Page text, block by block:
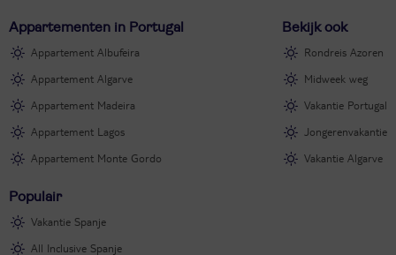
Appartementen in Portugal
Appartement Albufeira
Appartement Algarve
Appartement Madeira
Appartement Lagos
Appartement Monte Gordo
Bekijk ook
Rondreis Azoren
Midweek weg
Vakantie Portugal
Jongerenvakantie
Vakantie Algarve
Populair
Vakantie Spanje
All Inclusive Spanje